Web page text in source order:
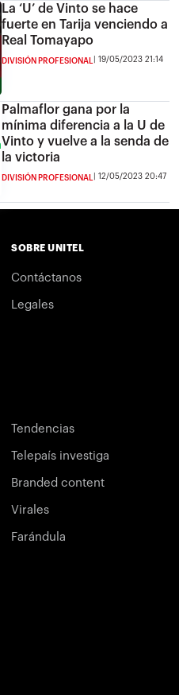
La ‘U’ de Vinto se hace
fuerte en Tarija venciendo a
Real Tomayapo
DIVISIÓN PROFESIONAL 19/05/2023 21:14
Palmaflor gana por la
mínima diferencia a la U de
Vinto y vuelve a la senda de
la victoria
DIVISIÓN PROFESIONAL 12/05/2023 20:47
SOBRE UNITEL
Contáctanos
Legales
Tendencias
Telepaís investiga
Branded content
Virales
Farándula